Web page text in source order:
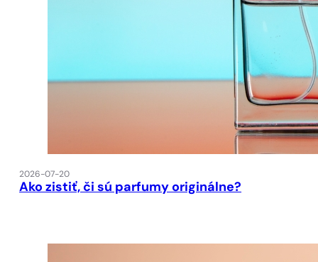
2026-07-20
Ako zistiť, či sú parfumy originálne?